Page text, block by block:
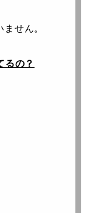
せん。
るの？